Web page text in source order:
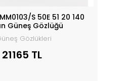
S 50E 51 20 140
Güneş Gözlüğü
Gözlükleri
21165 TL